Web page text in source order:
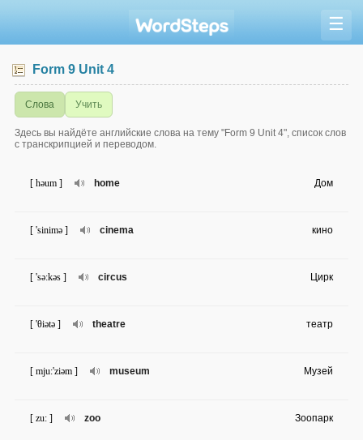
☰
Form 9 Unit 4
Слова Учить
Здесь вы найдёте английские слова на тему "Form 9 Unit 4", список слов
с транскрипцией и переводом.
home
[ həum ] Дом
cinema
[ 'sinimə ] кино
circus
[ 'sə:kəs ] Цирк
theatre
[ 'θiətə ] театр
museum
[ mju:'ziəm ] Музей
zoo
[ zu: ] Зоопарк